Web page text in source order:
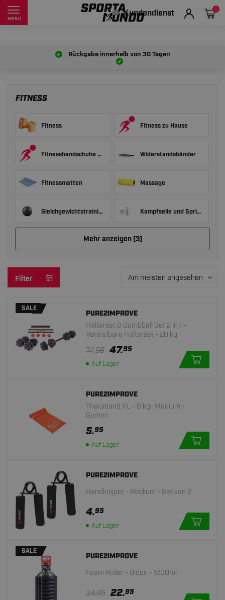
MENU Kundendienst 0
Rückgabe innerhalb von 30 Tagen
FITNESS
Fitness Fitness zu Hause
Fitnesshandschuhe und Zughilfen Widerstandsbänder
Fitnessmatten Massage
Gleichgewichtstraining Kampfseile und Springseile
Mehr anzeigen (3)
Filter Am meisten angesehen
SALE
PURE2IMPROVE
Halterset & Dumbbell Set 2 in 1 -
Verstelbare Halterset - 20 kg
74,95 47.95
Auf Lager
PURE2IMPROVE
Theraband XL - 9 kg- Medium -
Gummi
5.95
Auf Lager
PURE2IMPROVE
Handknijper - Medium - Set van 2
4.95
Auf Lager
SALE
PURE2IMPROVE
Foam Roller - Bidon - 1200ml
34,95 22.95